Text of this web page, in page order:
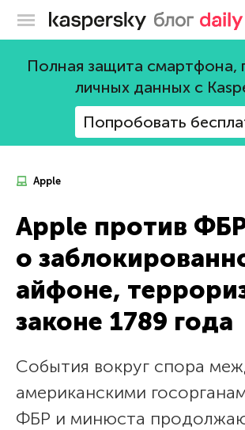
Блог
Полная защита смартфона,
личных данных с
Попробовать
Apple
Apple против
о
айфоне,
законе 1789 года
События вокруг спора
американскими
ФБР и минюста